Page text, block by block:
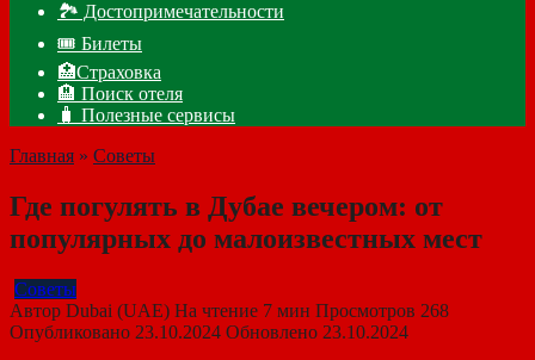
🏞️ Достопримечательности
🎟️ Билеты
🏥Страховка
🏨 Поиск отеля
🧳 Полезные сервисы
Главная » Советы
Где погулять в Дубае вечером: от
популярных до малоизвестных мест
Советы
Автор Dubai (UAE) На чтение 7 мин Просмотров 268
Опубликовано 23.10.2024 Обновлено 23.10.2024